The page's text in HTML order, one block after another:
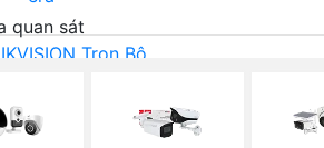
quan sát
Trọn Bộ
Trọn Bộ
Rẻ Trọn Bộ